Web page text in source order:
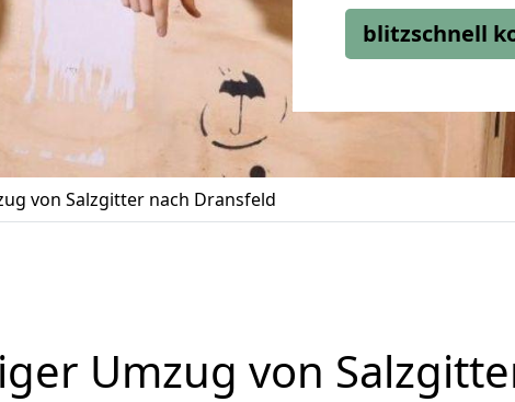
blitzschnell
von Salzgitter nach Dransfeld
Umzug von